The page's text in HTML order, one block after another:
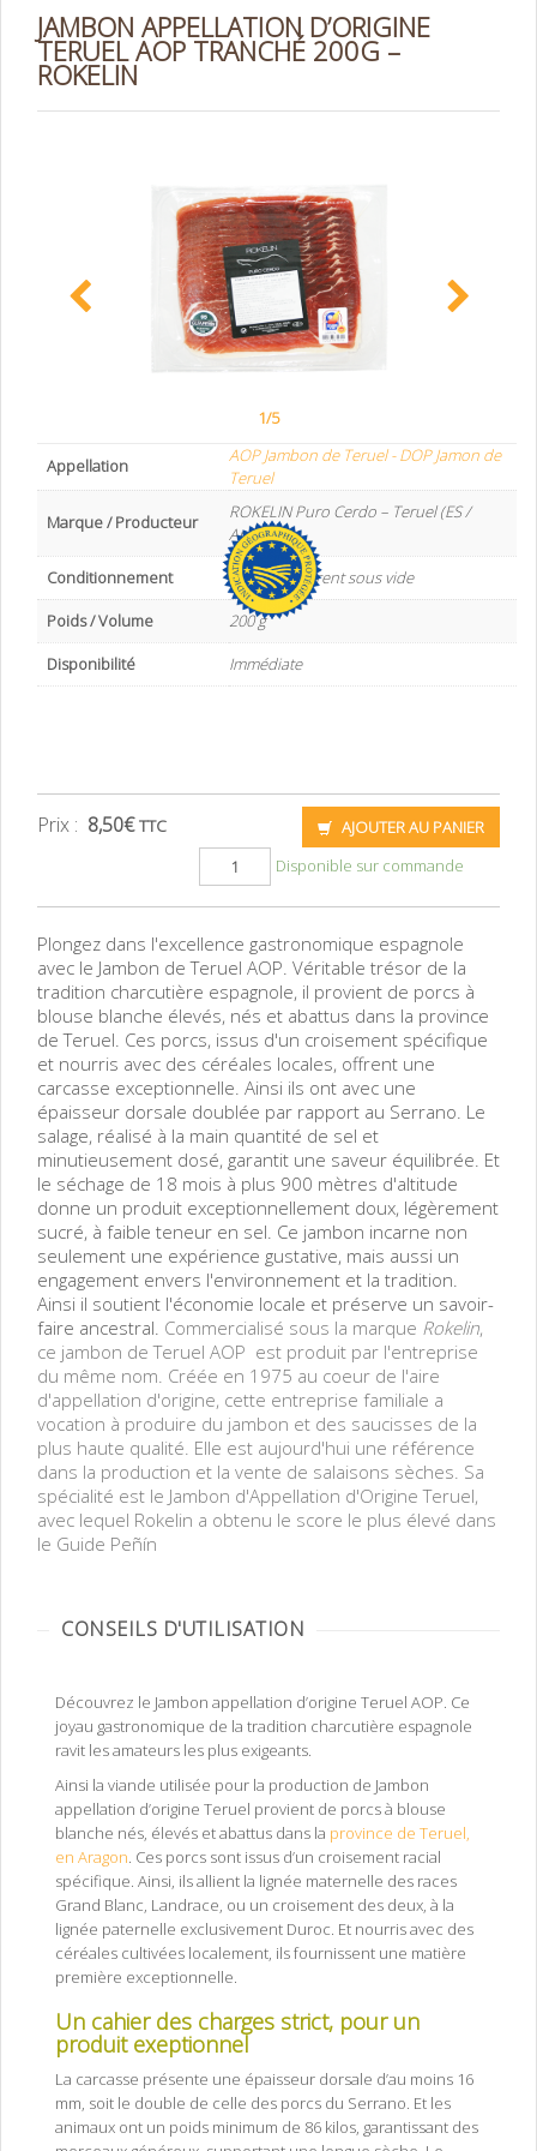
JAMBON APPELLATION D’ORIGINE
TERUEL AOP TRANCHÉ 200G –
ROKELIN
1/5
Appellation
AOP Jambon de Teruel - DOP Jamon de
Teruel
Marque / Producteur
ROKELIN Puro Cerdo – Teruel (ES /
Aragon)
Conditionnement
Film transparent sous vide
Poids / Volume
200 g
Disponibilité
Immédiate
Prix : 8,50€ TTC
AJOUTER AU PANIER
Disponible sur commande
Plongez dans l'excellence gastronomique espagnole
avec le Jambon de Teruel AOP. Véritable trésor de la
tradition charcutière espagnole, il provient de porcs à
blouse blanche élevés, nés et abattus dans la province
de Teruel. Ces porcs, issus d'un croisement spécifique
et nourris avec des céréales locales, offrent une
carcasse exceptionnelle. Ainsi ils ont avec une
épaisseur dorsale doublée par rapport au Serrano. Le
salage, réalisé à la main quantité de sel et
minutieusement dosé, garantit une saveur équilibrée. Et
le séchage de 18 mois à plus 900 mètres d'altitude
donne un produit exceptionnellement doux, légèrement
sucré, à faible teneur en sel. Ce jambon incarne non
seulement une expérience gustative, mais aussi un
engagement envers l'environnement et la tradition.
Ainsi il soutient l'économie locale et préserve un savoir-
faire ancestral. Commercialisé sous la marque Rokelin,
ce jambon de Teruel AOP est produit par l'entreprise
du même nom. Créée en 1975 au coeur de l'aire
d'appellation d'origine, cette entreprise familiale a
vocation à produire du jambon et des saucisses de la
plus haute qualité. Elle est aujourd'hui une référence
dans la production et la vente de salaisons sèches. Sa
spécialité est le Jambon d'Appellation d'Origine Teruel,
avec lequel Rokelin a obtenu le score le plus élevé dans
le Guide Peñín
CONSEILS D'UTILISATION
Découvrez le Jambon appellation d’origine Teruel AOP. Ce
joyau gastronomique de la tradition charcutière espagnole
ravit les amateurs les plus exigeants.
Ainsi la viande utilisée pour la production de Jambon
appellation d’origine Teruel provient de porcs à blouse
blanche nés, élevés et abattus dans la province de Teruel,
en Aragon. Ces porcs sont issus d’un croisement racial
spécifique. Ainsi, ils allient la lignée maternelle des races
Grand Blanc, Landrace, ou un croisement des deux, à la
lignée paternelle exclusivement Duroc. Et nourris avec des
céréales cultivées localement, ils fournissent une matière
première exceptionnelle.
Un cahier des charges strict, pour un
produit exeptionnel
La carcasse présente une épaisseur dorsale d’au moins 16
mm, soit le double de celle des porcs du Serrano. Et les
animaux ont un poids minimum de 86 kilos, garantissant des